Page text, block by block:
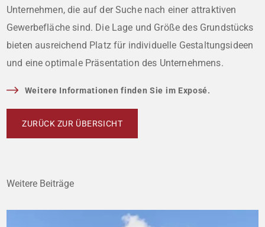
Unternehmen, die auf der Suche nach einer attraktiven
Gewerbefläche sind. Die Lage und Größe des Grundstücks
bieten ausreichend Platz für individuelle Gestaltungsideen
und eine optimale Präsentation des Unternehmens.
Weitere Informationen finden Sie im Exposé.
ZURÜCK ZUR ÜBERSICHT
Weitere Beiträge